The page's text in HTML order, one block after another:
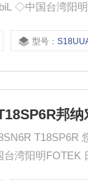
◇中国台湾阳
型号：
邦
湾阳明